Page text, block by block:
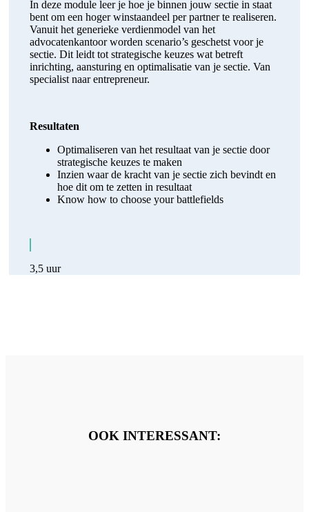
In deze module leer je hoe je binnen jouw sectie in staat
bent om een hoger winstaandeel per partner te realiseren.
Vanuit het generieke verdienmodel van het
advocatenkantoor worden scenario’s geschetst voor je
sectie. Dit leidt tot strategische keuzes wat betreft
inrichting, aansturing en optimalisatie van je sectie. Van
specialist naar entrepreneur.
Resultaten
Optimaliseren van het resultaat van je sectie door
strategische keuzes te maken
Inzien waar de kracht van je sectie zich bevindt en
hoe dit om te zetten in resultaat
Know how to choose your battlefields
3,5 uur
OOK INTERESSANT: